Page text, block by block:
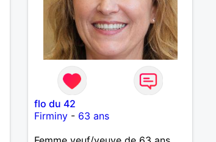
flo du 42
Firminy - 63 ans